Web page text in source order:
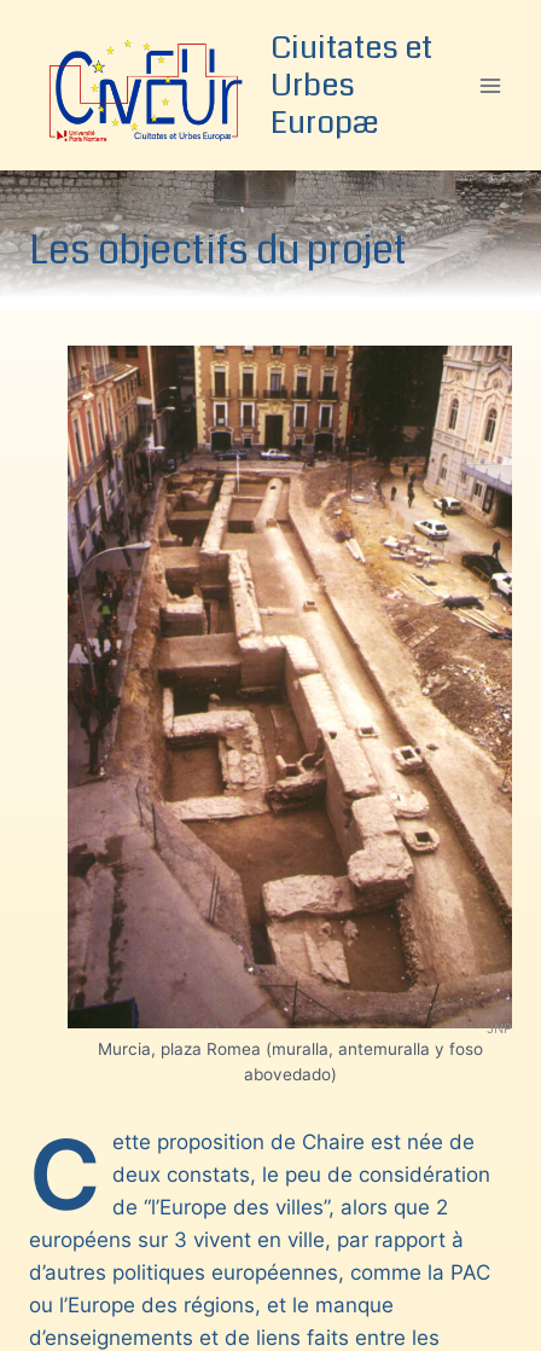
contenu
Ciuitates et
Urbes
Europæ
Les objectifs du projet
JNP
Murcia, plaza Romea (muralla, antemuralla y foso
abovedado)
C
ette proposition de Chaire est née de
deux constats, le peu de considération
de “l’Europe des villes”, alors que 2
européens sur 3 vivent en ville, par rapport à
d’autres politiques européennes, comme la PAC
ou l’Europe des régions, et le manque
d’enseignements et de liens faits entre les